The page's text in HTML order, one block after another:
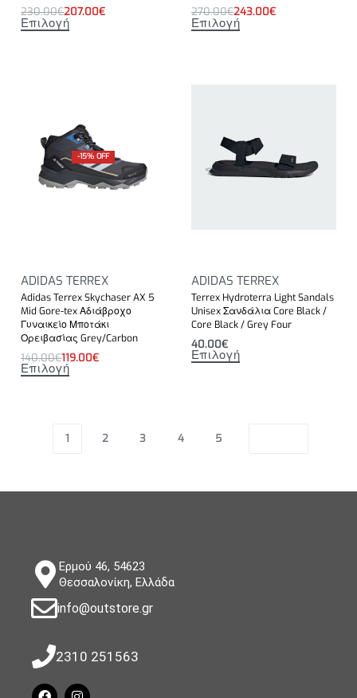
230.00€207.00€
Επιλογή
270.00€243.00€
Επιλογή
-15% OFF
ADIDAS TERREX
Adidas Terrex Skychaser AX 5
Mid Gore-tex Αδιάβροχο
Γυναικείο Μποτάκι
Ορειβασίας Grey/Carbon
140.00€119.00€
Επιλογή
ADIDAS TERREX
Terrex Hydroterra Light Sandals
Unisex Σανδάλια Core Black /
Core Black / Grey Four
40.00€
Επιλογή
1 2 3 4 5
Ερμού 46, 54623
Θεσσαλονίκη, Ελλάδα
info@outstore.gr
2310 251563